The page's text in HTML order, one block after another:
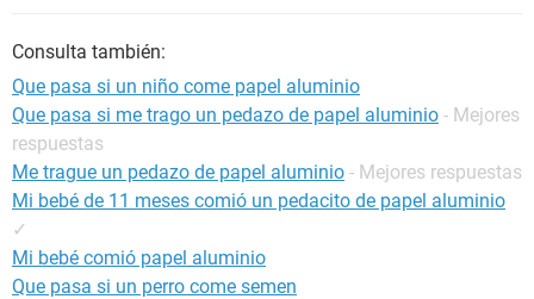
Consulta también:
Que pasa si un niño come papel aluminio
Que pasa si me trago un pedazo de papel aluminio - Mejores
respuestas
Me trague un pedazo de papel aluminio - Mejores respuestas
Mi bebé de 11 meses comió un pedacito de papel aluminio
✓
Mi bebé comió papel aluminio
Que pasa si un perro come semen